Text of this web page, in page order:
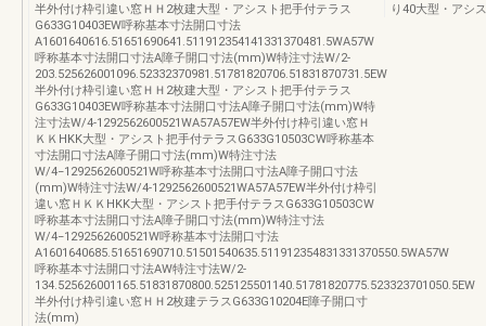
半外付け枠引違い窓ＨＨ2枚建大型・アシスト把手付テラス
G633G10403EW呼称基本寸法開口寸法
A1601640616.51651690641.511912354141331370481.5WA57W
呼称基本寸法開口寸法A障子開口寸法(mm)W特注寸法W/2-
203.525626001096.52332370981.51781820706.51831870731.5EW
半外付け枠引違い窓ＨＨ2枚建大型・アシスト把手付テラス
G633G10403EW呼称基本寸法開口寸法A障子開口寸法(mm)W特
注寸法W/4-1292562600521WA57A57EW半外付け枠引違い窓Ｈ
ＫＫHKK大型・アシスト把手付テラスG633G10503CW呼称基本
寸法開口寸法A障子開口寸法(mm)W特注寸法
W/4−1292562600521W呼称基本寸法開口寸法A障子開口寸法
(mm)W特注寸法W/4-1292562600521WA57A57EW半外付け枠引
違い窓ＨＫＫHKK大型・アシスト把手付テラスG633G10503CW
呼称基本寸法開口寸法A障子開口寸法(mm)W特注寸法
W/4−1292562600521W呼称基本寸法開口寸法
A1601640685.51651690710.51501540635.511912354831331370550.5WA57W
呼称基本寸法開口寸法AW特注寸法W/2-
134.525626001165.51831870800.525125501140.51781820775.523323701050.5EW
半外付け枠引違い窓ＨＨ2枚建テラスG633G10204E障子開口寸
法(mm)
り40大型・アシ